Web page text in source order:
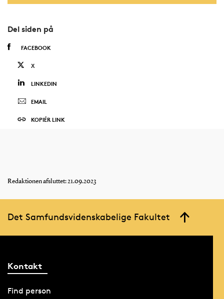
Del siden på
FACEBOOK
X
LINKEDIN
EMAIL
KOPIÉR LINK
Redaktionen afsluttet: 21.09.2023
Det Samfundsvidenskabelige Fakultet
Kontakt
Find person